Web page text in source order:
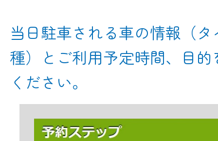
当日駐車される車の情報（
種）とご利用予定時間、目
ください。